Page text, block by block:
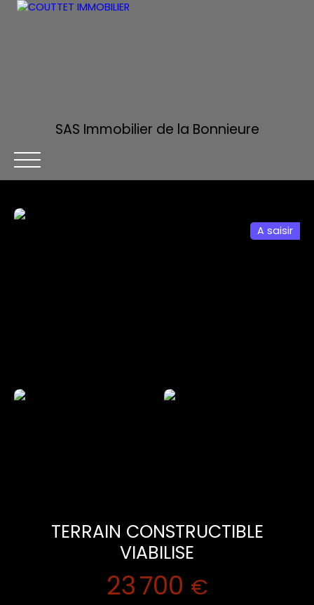
SAS Immobilier de la Bonnieure
ALERTE
A saisir
TERRAIN CONSTRUCTIBLE
VIABILISE
23 700 €